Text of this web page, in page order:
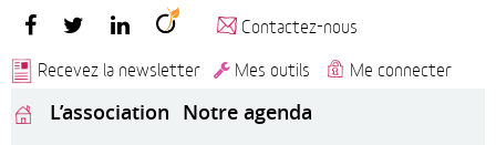
Contactez-nous
Recevez la newsletter
Mes outils Me connecter
L’association Notre agenda